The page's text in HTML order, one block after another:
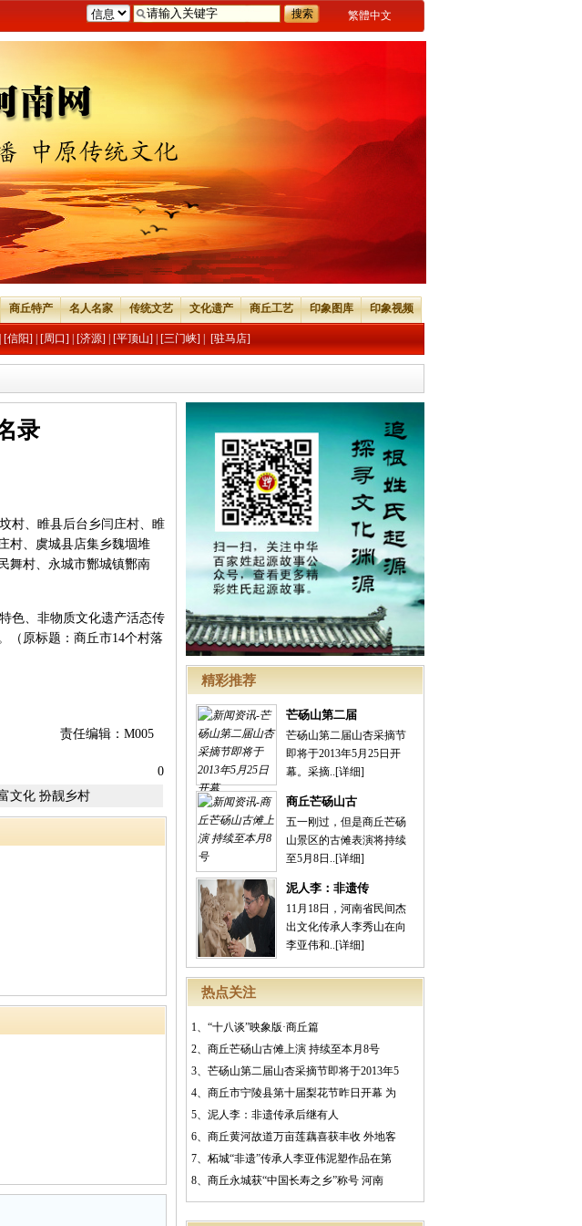
繁體中文
商丘特产 名人名家 传统文艺 文化遗产 商丘工艺 印象图库 印象视频
[信阳] [周口] [济源] [平顶山] [三门峡] [驻马店]
精彩推荐
芒砀山第二届
芒砀山第二届山杏采摘节
即将于2013年5月25日开
幕。采摘..[详细]
商丘芒砀山古
五一刚过，但是商丘芒砀
山景区的古傩表演将持续
至5月8日..[详细]
泥人李：非遗传
11月18日，河南省民间杰
出文化传承人李秀山在向
李亚伟和..[详细]
热点关注
1、 “十八谈”映象版·商丘篇
2、 商丘芒砀山古傩上演 持续至本月8号
3、 芒砀山第二届山杏采摘节即将于2013年5
4、 商丘市宁陵县第十届梨花节昨日开幕 为
5、 泥人李：非遗传承后继有人
6、 商丘黄河故道万亩莲藕喜获丰收 外地客
7、 柘城“非遗”传承人李亚伟泥塑作品在第
8、 商丘永城获“中国长寿之乡”称号 河南
录
村、睢县后台乡闫庄村、睢
村、虞城县店集乡魏堌堆
舞村、永城市酂城镇酂南
色、非物质文化遗产活态传
（原标题：商丘市14个村落
责任编辑：M005
0
文化 扮靓乡村